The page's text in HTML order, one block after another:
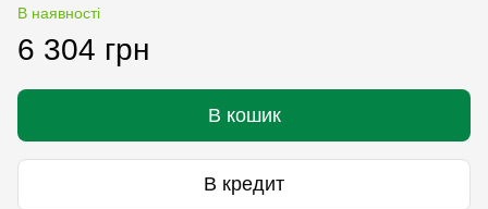
В наявності
6 304 грн
В кошик
В кредит